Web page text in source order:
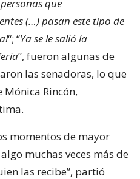
que
(…) pasan este tipo de
“; “Ya se le salió la
”, fueron algunas de
las senadoras, lo que
Rincón,
momentos de mayor
muchas veces más de
las recibe”, partió